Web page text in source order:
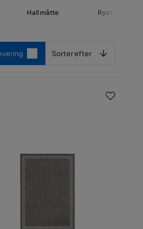
Hall måtte Ryatæpper
Sorter efter